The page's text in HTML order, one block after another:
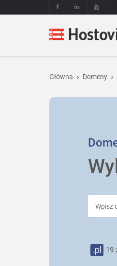
Główna Domeny
.pl 19